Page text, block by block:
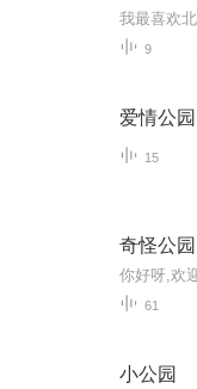
9
爱情公园
15
奇怪公园
61
小公园